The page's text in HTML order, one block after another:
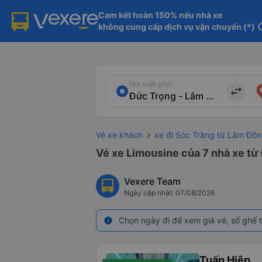
Cam kết hoàn 150% nếu nhà xe
không cung cấp dịch vụ vận chuyển (*)
Nơi xuất phát
import_export
Vé xe khách xe đi Sóc Trăng từ Lâm
Vé xe Limousine của 7 nhà xe
Vexere Team
Ngày cập nhật: 07/08/2026
info Chọn ngày đi để xem giá vé, số